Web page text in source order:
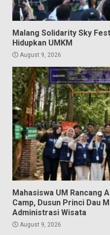
Malang Solidarity Sky
Hidupkan UMKM
August 9, 2026
Mahasiswa UM Rancang
Camp, Dusun Princi Dau
Administrasi Wisata
August 9, 2026